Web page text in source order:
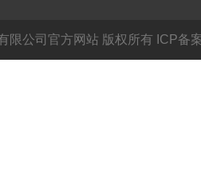
限公司官方网站 版权所有 ICP备